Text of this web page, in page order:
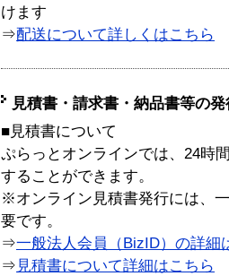
けます
⇒配送について詳しくはこちら
見積書・請求書・納品書等の
■見積書について
ぷらっとオンラインでは、24時
することができます。
※オンライン見積書発行には、
要です。
⇒一般法人会員（BizID）の詳細
⇒ 見積書について詳細はこちら